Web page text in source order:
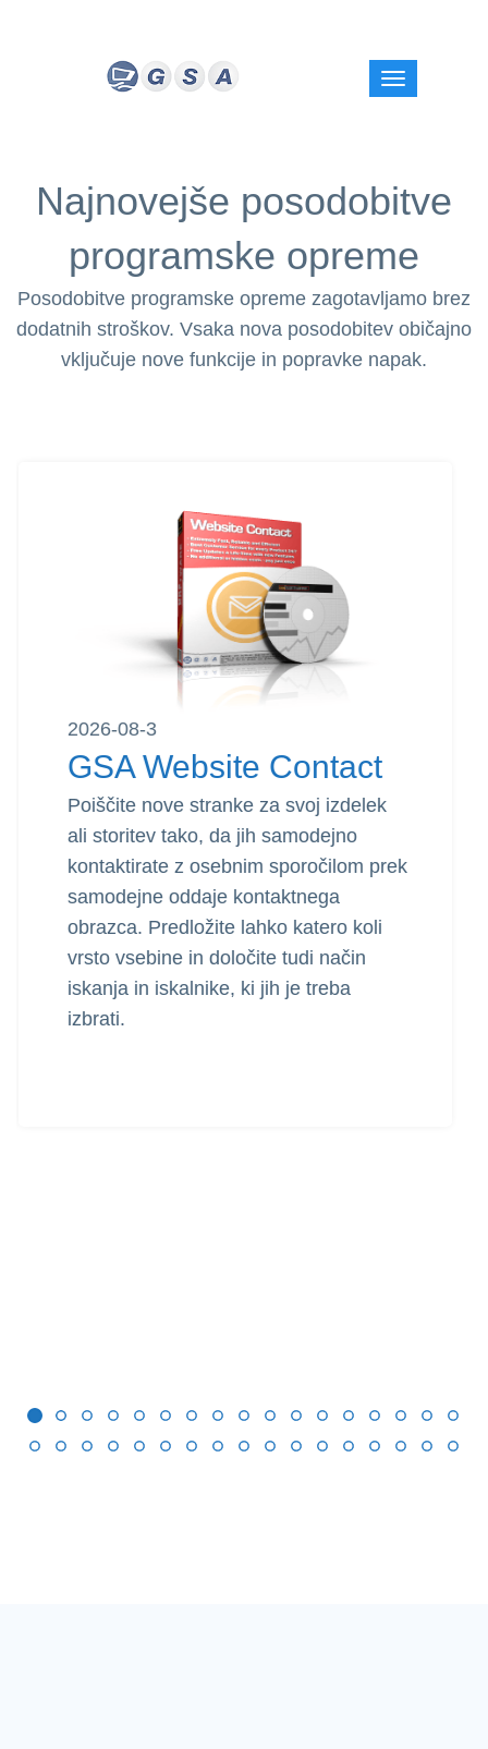
Najnovejše posodobitve
programske opreme
Posodobitve programske opreme zagotavljamo brez
dodatnih stroškov. Vsaka nova posodobitev običajno
vključuje nove funkcije in popravke napak.
2026-08-3
GSA Search Engine
Ranker
Z GSA Search Engine Ranker vam
nikoli več ne bo treba skrbeti za
povratne povezave. Programska
Za razliko od drugih orodij SEO ne